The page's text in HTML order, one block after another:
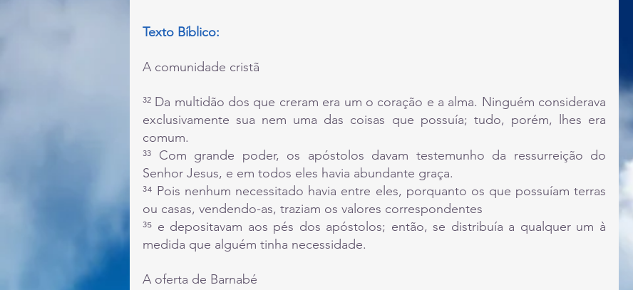
Texto Bíblico:
A comunidade cristã
³² Da multidão dos que creram era um o coração e a alma. Ninguém considerava
exclusivamente sua nem uma das coisas que possuía; tudo, porém, lhes era
comum.
³³ Com grande poder, os apóstolos davam testemunho da ressurreição do
Senhor Jesus, e em todos eles havia abundante graça.
³⁴ Pois nenhum necessitado havia entre eles, porquanto os que possuíam terras
ou casas, vendendo-as, traziam os valores correspondentes
³⁵ e depositavam aos pés dos apóstolos; então, se distribuía a qualquer um à
medida que alguém tinha necessidade.
A oferta de Barnabé